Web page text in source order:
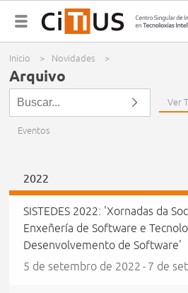
Menú
principal
You are here
Inicio > Novidades >
Arquivo
Ver
Eventos
2022
SISTEDES 2022: 'Xornadas da
Enxeñería de Software e
Desenvolvemento de Software'
5 de setembro de 2022 - 7 de